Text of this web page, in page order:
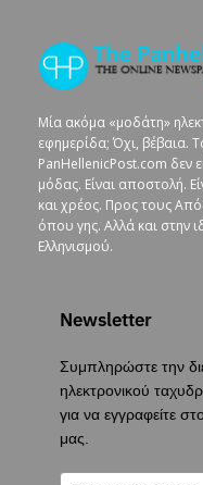
Μία ακόμα «μοδάτη»
εφημερίδα; Όχι, βέβαια.
PanHellenicPost.com δεν
μόδας. Είναι αποστολή.
και χρέος. Προς τους
όπου γης. Αλλά και στην
Ελληνισμού.
Newsletter
Συμπληρώστε την
ηλεκτρονικού
για να εγγραφείτε
μας.